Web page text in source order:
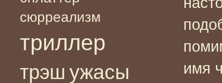
сюрреализм
триллер
трэш ужасы
имя